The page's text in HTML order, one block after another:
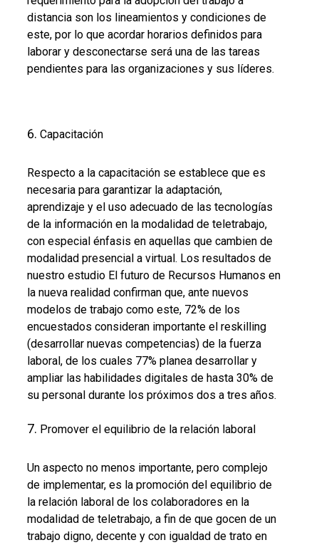
distancia son los lineamientos y condiciones de
este, por lo que acordar horarios definidos para
laborar y desconectarse será una de las tareas
pendientes para las organizaciones y sus líderes.
Capacitación
Respecto a la capacitación se establece que es
necesaria para garantizar la adaptación,
aprendizaje y el uso adecuado de las tecnologías
de la información en la modalidad de teletrabajo,
con especial énfasis en aquellas que cambien de
modalidad presencial a virtual. Los resultados de
nuestro estudio El futuro de Recursos Humanos en
la nueva realidad confirman que, ante nuevos
modelos de trabajo como este, 72% de los
encuestados consideran importante el reskilling
(desarrollar nuevas competencias) de la fuerza
laboral, de los cuales 77% planea desarrollar y
ampliar las habilidades digitales de hasta 30% de
su personal durante los próximos dos a tres años.
Promover el equilibrio de la relación laboral
Un aspecto no menos importante, pero complejo
de implementar, es la promoción del equilibrio de
la relación laboral de los colaboradores en la
modalidad de teletrabajo, a fin de que gocen de un
trabajo digno, decente y con igualdad de trato en